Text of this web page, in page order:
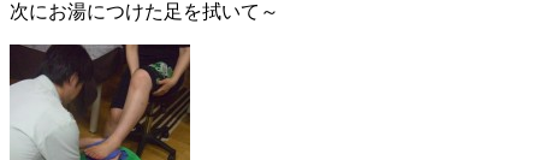
次にお湯につけた足を拭いて～